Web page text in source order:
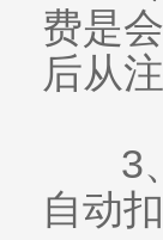
费是
后从
3
自动